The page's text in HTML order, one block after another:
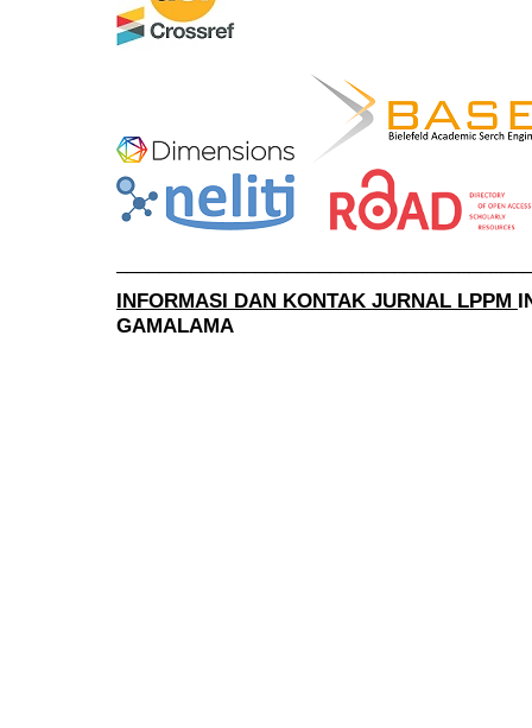
INFORMASI DAN KONTAK JURNAL LPPM
GAMALAMA